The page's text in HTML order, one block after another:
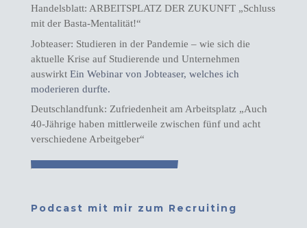
Handelsblatt: ARBEITSPLATZ DER ZUKUNFT „Schluss
mit der Basta-Mentalität!“
Jobteaser: Studieren in der Pandemie – wie sich die
aktuelle Krise auf Studierende und Unternehmen
auswirktEin Webinar von Jobteaser, welches ich
moderieren durfte.
Deutschlandfunk: Zufriedenheit am Arbeitsplatz „Auch
40-Jährige haben mittlerweile zwischen fünf und acht
verschiedene Arbeitgeber“
Podcast mit mir zum Recruiting